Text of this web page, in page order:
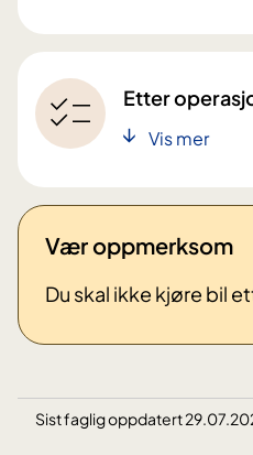
Etter
Vis mer
Vær oppmerksom
Du skal ikke kjøre bil
Sist faglig oppdatert